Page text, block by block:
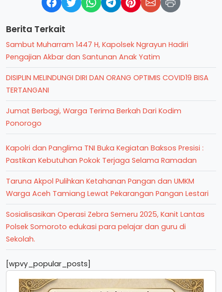
Berita Terkait
Sambut Muharram 1447 H, Kapolsek Ngrayun Hadiri
Pengajian Akbar dan Santunan Anak Yatim
DISIPLIN MELINDUNGI DIRI DAN ORANG OPTIMIS COVID19 BISA
TERTANGANI
Jumat Berbagi, Warga Terima Berkah Dari Kodim
Ponorogo
Kapolri dan Panglima TNI Buka Kegiatan Baksos Presisi :
Pastikan Kebutuhan Pokok Terjaga Selama Ramadan
Taruna Akpol Pulihkan Ketahanan Pangan dan UMKM
Warga Aceh Tamiang Lewat Pekarangan Pangan Lestari
Sosialisasikan Operasi Zebra Semeru 2025, Kanit Lantas
Polsek Somoroto edukasi para pelajar dan guru di
Sekolah.
[wpvy_popular_posts]